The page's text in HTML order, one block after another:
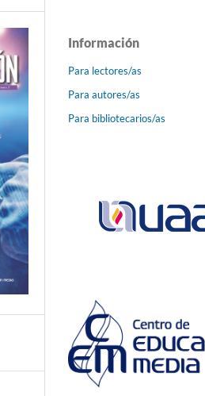
Información
Para lectores/as
Para autores/as
Para bibliotecarios/as